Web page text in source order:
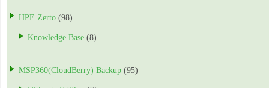
HPE Zerto (98)
Knowledge Base (8)
MSP360(CloudBerry) Backup (95)